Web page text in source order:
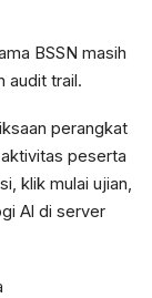
BSSN masih
audit trail.
perangkat
peserta
klik mulai ujian,
Al di server